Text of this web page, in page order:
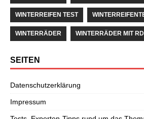
WINTERREIFEN TEST
WINTERRÄDER WINTERRÄDER MIT
SEITEN
Datenschutzerklärung
Impressum